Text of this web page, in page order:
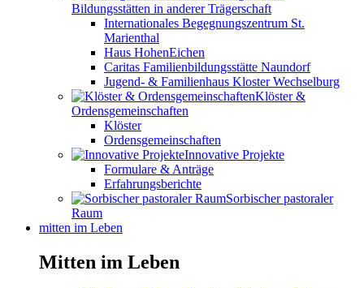
Bildungsstätten in anderer Trägerschaft
Internationales Begegnungszentrum St.
Marienthal
Haus HohenEichen
Caritas Familienbildungsstätte Naundorf
Jugend- & Familienhaus Kloster Wechselburg
Klöster &
Ordensgemeinschaften
Klöster
Ordensgemeinschaften
Innovative Projekte
Formulare & Anträge
Erfahrungsberichte
Sorbischer pastoraler
Raum
mitten im Leben
Mitten im Leben